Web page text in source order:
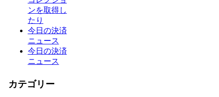
ンを取得し
たり
今日の決済
ニュース
今日の決済
ニュース
カテゴリー